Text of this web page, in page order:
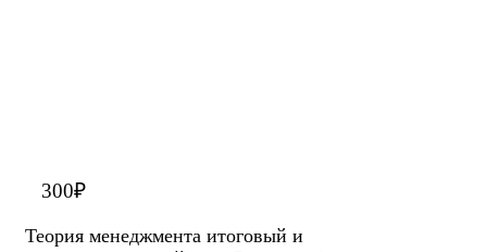
300₽
Теория менеджмента итоговый и